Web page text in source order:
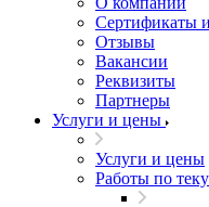
Сертификаты
Отзывы
Вакансии
Реквизиты
Партнеры
Услуги и цены
Услуги и цены
Работы по